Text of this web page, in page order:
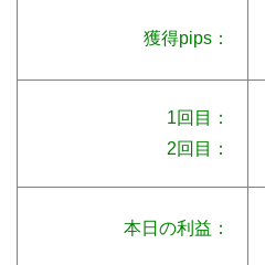
獲得pips：
1回目：
2回目：
本日の利益：